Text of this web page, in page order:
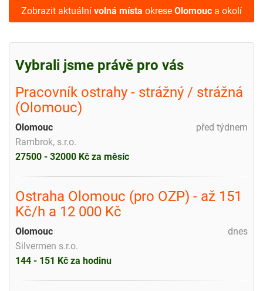
Zobrazit aktuální volná místa okrese Olomouc a okolí
Vybrali jsme právě pro vás
Pracovník ostrahy - strážný / strážná
(Olomouc)
před týdnem
Olomouc
Rambrok, s.r.o.
27500 - 32000 Kč za měsíc
Ostraha Olomouc (pro OZP) - až 151
Kč/h a 12 000 Kč
dnes
Olomouc
Silvermen s.r.o.
144 - 151 Kč za hodinu